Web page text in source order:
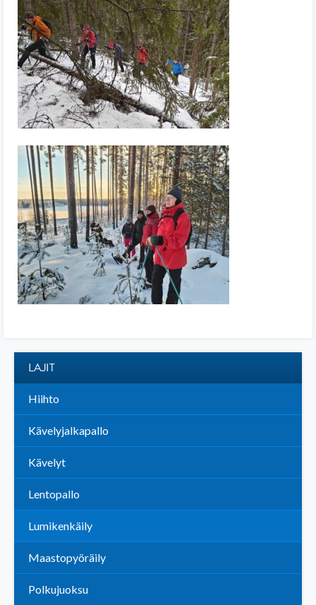
LAJIT
Hiihto
Kävelyjalkapallo
Kävelyt
Lentopallo
Lumikenkäily
Maastopyöräily
Polkujuoksu